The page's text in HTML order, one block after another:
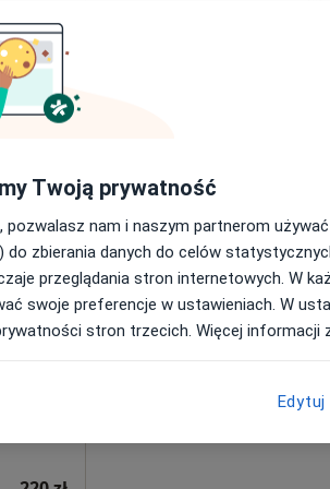
Dziś Jutro
8 Sie
Poproś
Twoją prywatność
pozwalasz nam i naszym partnerom
do zbierania danych do celów
przeglądania stron internetowych. W
swoje preferencje w ustawieniach. W
stron trzecich. Więcej informacji